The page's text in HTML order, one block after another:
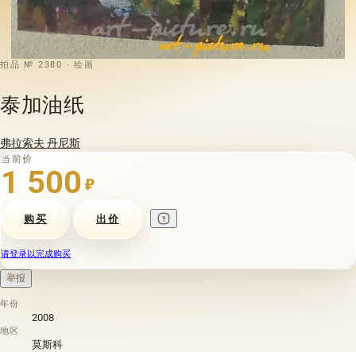
拍品 № 2380 · 绘画
泰加油纸
弗拉索夫 丹尼斯
当前价
1 500 ₽
购买 出价
请登录以完成购买
举报
年份
2008
地区
莫斯科